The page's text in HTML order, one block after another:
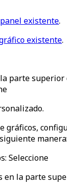
existente.
existente.
parte superior
.
gráficos,
manera:
Seleccione
en la parte